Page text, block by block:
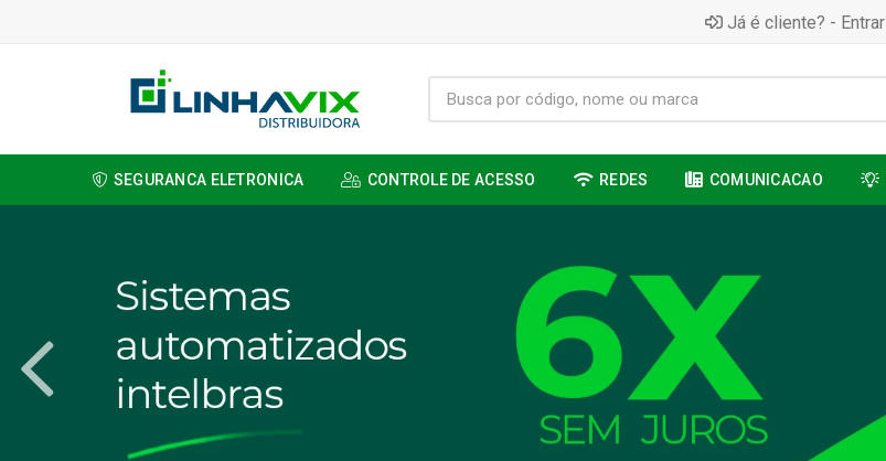
Já é cliente? - Entrar
SEGURANCA ELETRONICA CONTROLE DE ACESSO REDES COMUNICACAO